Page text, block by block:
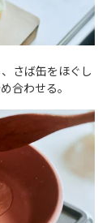
さば缶をほぐし
合わせる。